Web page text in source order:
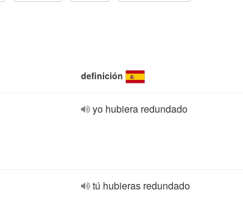
definición
yo hubiera redundado
tú hubieras redundado